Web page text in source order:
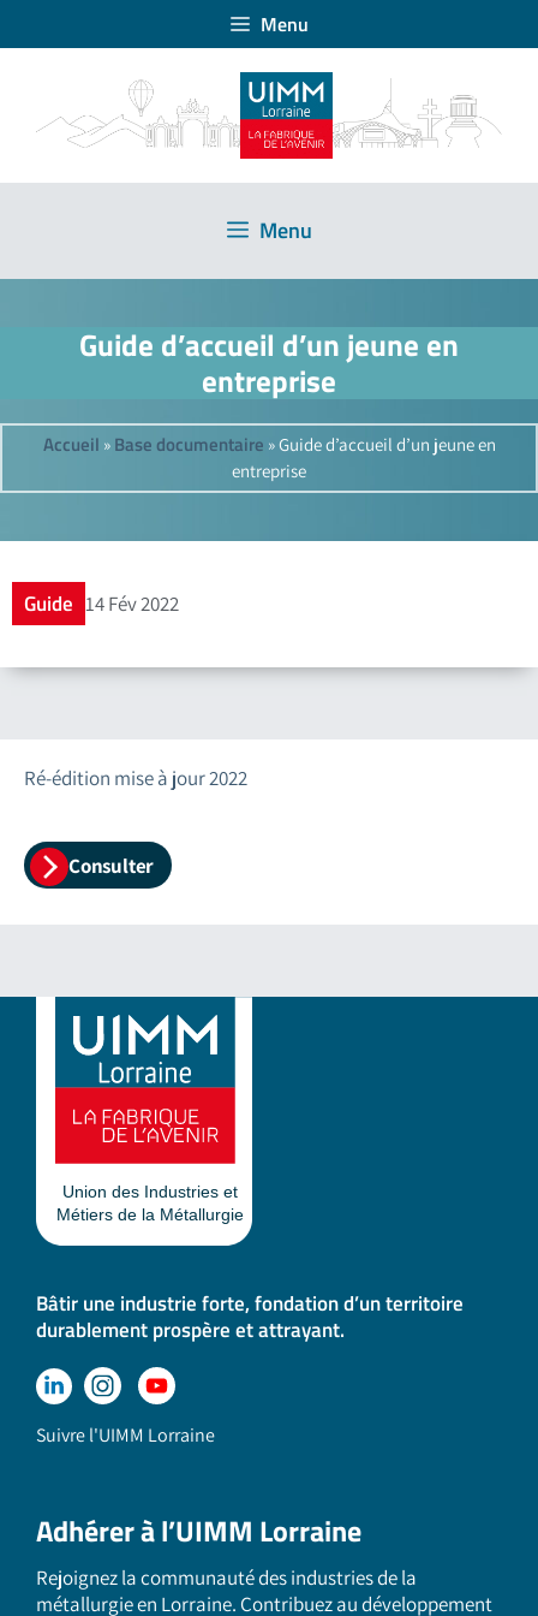
Menu
Menu
Guide d’accueil d’un jeune en
entreprise
Accueil » Base documentaire »Guide d’accueil d’un jeune en
entreprise
Guide 14 Fév 2022
Ré-édition mise à jour 2022
Consulter
Bâtir une industrie forte, fondation d’un territoire
durablement prospère et attrayant.
Suivre l'UIMM Lorraine
Adhérer à l’UIMM Lorraine
Rejoignez la communauté des industries de la
métallurgie en Lorraine. Contribuez au développement